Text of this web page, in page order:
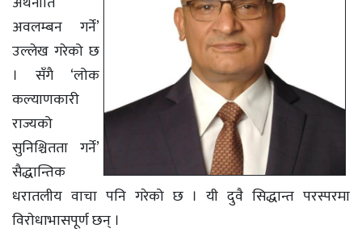
अवलम्बन गर्ने’
उल्लेख गरेको छ
। सँगै ‘लोक
कल्याणकारी
राज्यको
सुनिश्चितता गर्ने’
सैद्धान्तिक
धरातलीय वाचा पनि गरेको छ । यी दुवै सिद्धान्त परस्परमा
विराेधाभासपूर्ण छन् ।